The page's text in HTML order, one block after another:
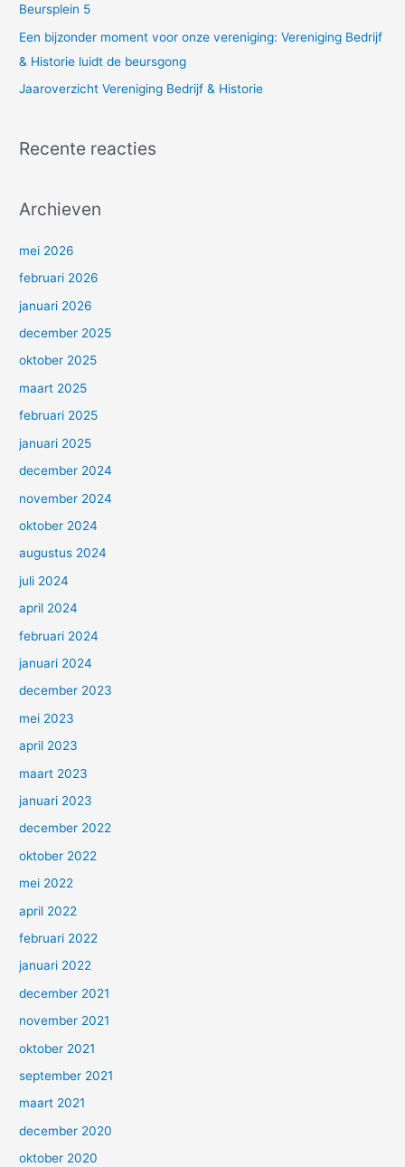
Beursplein 5
Een bijzonder moment voor onze vereniging: Vereniging Bedrijf
& Historie luidt de beursgong
Jaaroverzicht Vereniging Bedrijf & Historie
Recente reacties
Archieven
mei 2026
februari 2026
januari 2026
december 2025
oktober 2025
maart 2025
februari 2025
januari 2025
december 2024
november 2024
oktober 2024
augustus 2024
juli 2024
april 2024
februari 2024
januari 2024
december 2023
mei 2023
april 2023
maart 2023
januari 2023
december 2022
oktober 2022
mei 2022
april 2022
februari 2022
januari 2022
december 2021
november 2021
oktober 2021
september 2021
maart 2021
december 2020
oktober 2020